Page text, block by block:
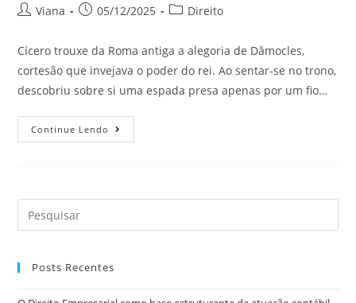
Viana 05/12/2025 Direito
Cícero trouxe da Roma antiga a alegoria de Dâmocles,
cortesão que invejava o poder do rei. Ao sentar-se no trono,
descobriu sobre si uma espada presa apenas por um fio…
Continue Lendo
Posts Recentes